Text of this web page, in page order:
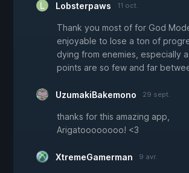
Lobsterpaws 11 oct.
Thank you most of for God
enjoyable to lose a ton of
dying from enemies, especially
points are so few and far
UzumakiBakemono 29 sept.
thanks for this amazing app,
Arigatoooooooo! <3
XtremeGamerman 9 avr.